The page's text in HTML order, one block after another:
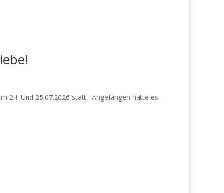
24. Und 25.07.2026 statt. Angefangen hatte es